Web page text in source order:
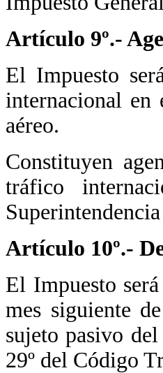
Artículo 9º.-
El Impuesto
internacional
aéreo.
Constituyen
tráfico
Artículo 10º.-
El Impuesto
mes siguiente
sujeto pasivo
29º del Código